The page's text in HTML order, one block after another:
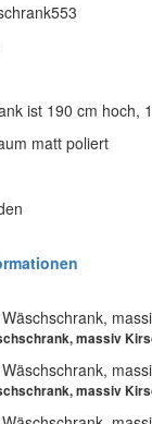
ist 190 cm hoch,
matt poliert
massiv
massiv